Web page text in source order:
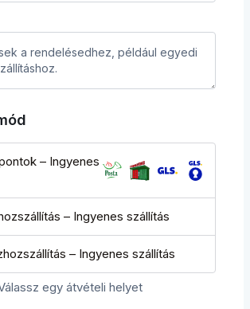
– Ingyenes
– Ingyenes szállítás
– Ingyenes szállítás
egy átvételi helyet